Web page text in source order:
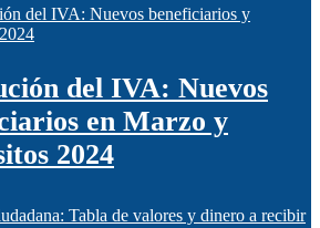
del IVA: Nuevos
en Marzo y
2024